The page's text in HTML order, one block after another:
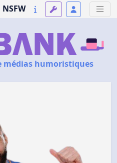
NSFW
médias humoristiques